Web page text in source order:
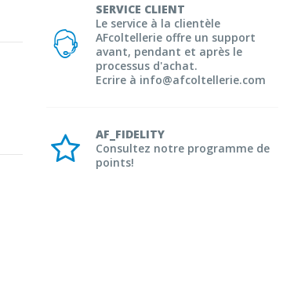
SERVICE CLIENT
Le service à la clientèle
AFcoltellerie offre un support
avant, pendant et après le
processus d'achat.
Ecrire à info@afcoltellerie.com
AF_FIDELITY
Consultez notre programme de
points!